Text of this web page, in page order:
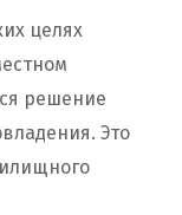
целях
решение
Это